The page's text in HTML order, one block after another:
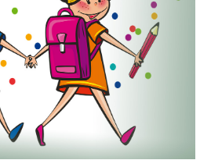
Board of Directors
Team
Staff
Our Way
Pollution
Community
Food Waste
Waste
Pollution
and Production
Label
labels
Friendly Services
Resources
Resources
Resources
Change
Mitigation
Development
| Poster
Video Clip
Activities
News
Jobs US